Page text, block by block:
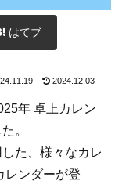
はてブ
2024.12.03
年 卓上カレン
。
た、様々なカレ
レンダーが登